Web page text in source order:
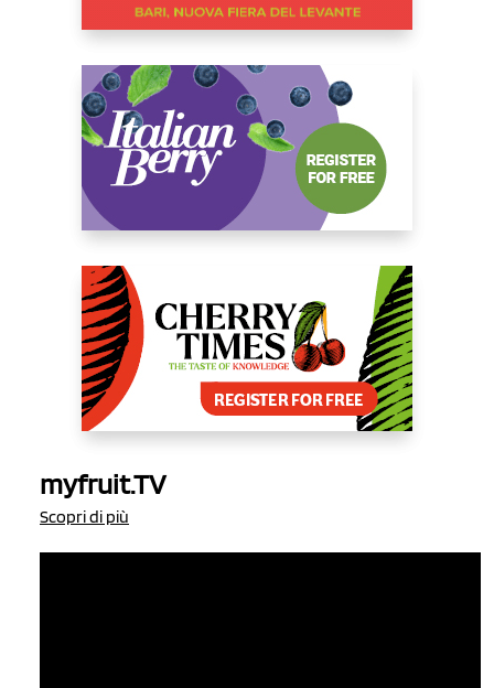
myfruit.TV
Scopri di più